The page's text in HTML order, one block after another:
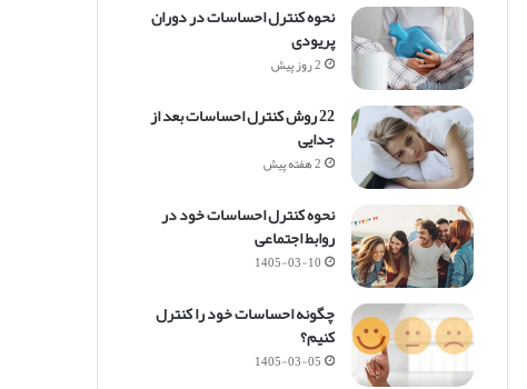
م
ا
ن
م
ی
گ
ی
ر
ی
م
؟
نحوه کنترل احساسات در دوران
پریودی
2 روز پیش
22 روش کنترل احساسات بعد از
جدایی
2 هفته پیش
نحوه کنترل احساسات خود در
روابط اجتماعی
1405-03-10
چگونه احساسات خود را کنترل
کنیم؟
1405-03-05